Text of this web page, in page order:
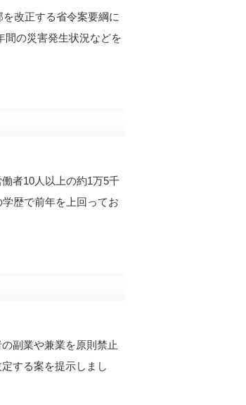
改正する省令案要綱に
間の災害発生状況などを
者10人以上の約1万5千
歴で前年を上回ってお
副業や兼業を原則禁止
する案を提示しまし